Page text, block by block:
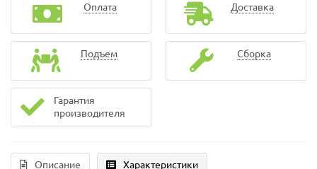
Оплата Доставка
Подъем Сборка
Гарантия
производителя
Описание Характеристики